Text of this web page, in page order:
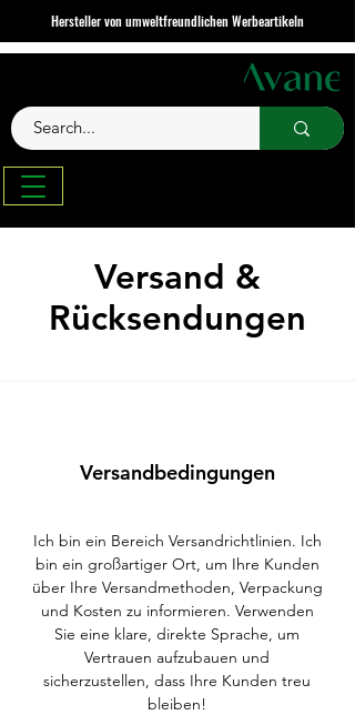
Hersteller von umweltfreundlichen Werbeartikeln
Versand &
Rücksendungen
Versandbedingungen
Ich bin ein Bereich Versandrichtlinien. Ich
bin ein großartiger Ort, um Ihre Kunden
über Ihre Versandmethoden, Verpackung
und Kosten zu informieren. Verwenden
Sie eine klare, direkte Sprache, um
Vertrauen aufzubauen und
sicherzustellen, dass Ihre Kunden treu
bleiben!